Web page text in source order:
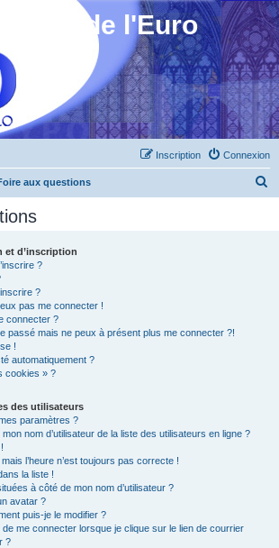
Amis de l'Euro
Connexion
Inscription
aux questions
et d’inscription
?
?
pas me connecter !
connecter ?
passé mais ne peux à présent plus me connecter ?!
!
automatiquement ?
cookies » ?
des utilisateurs
paramètres ?
nom d’utilisateur de la liste des utilisateurs en ligne ?
l’heure n’est toujours pas correcte !
la liste !
à côté de mon nom d’utilisateur ?
avatar ?
puis-je le modifier ?
de me connecter lorsque je clique sur le lien de courrier
?